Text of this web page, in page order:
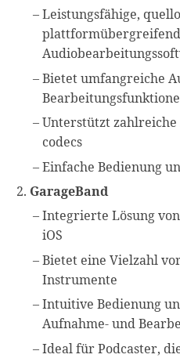
Leistungsfähige,
Bietet umfangreiche
Unterstützt
codecs
Einfache Bedienung
GarageBand
Integrierte Lösung
iOS
Bietet eine Vielzahl
Instrumente
Intuitive Bedienung
Aufnahme- und
Ideal für Podcaster,